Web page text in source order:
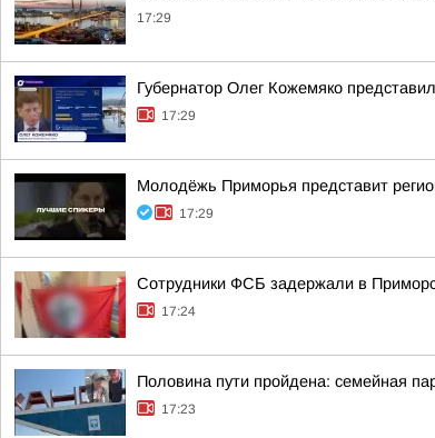
17:29
Губернатор Олег Кожемяко
17:29
Молодёжь Приморья представит
17:29
Сотрудники ФСБ задержали в
17:24
Половина пути пройдена: семейная
17:23